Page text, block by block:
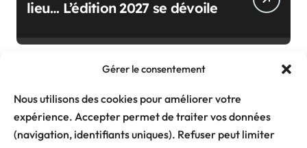
Gérer le consentement
Nous utilisons des cookies pour améliorer votre
expérience. Accepter permet de traiter vos données
(navigation, identifiants uniques). Refuser peut limiter
lieu… L’édition 2027 se dévoile